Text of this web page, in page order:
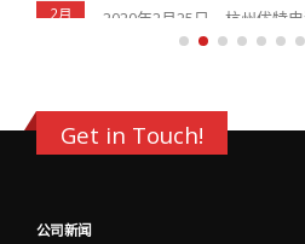
2月 2020年2月25日，杭州优特电